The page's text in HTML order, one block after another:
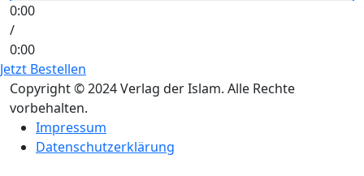
0:00
/
0:00
Jetzt Bestellen
Copyright © 2024 Verlag der Islam. Alle Rechte
vorbehalten.
Impressum
Datenschutzerklärung